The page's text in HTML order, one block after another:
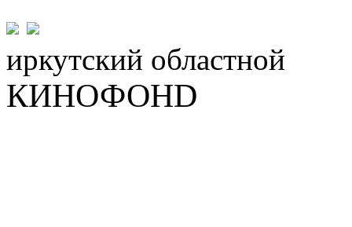
иркутский областной
КИНОФОНD